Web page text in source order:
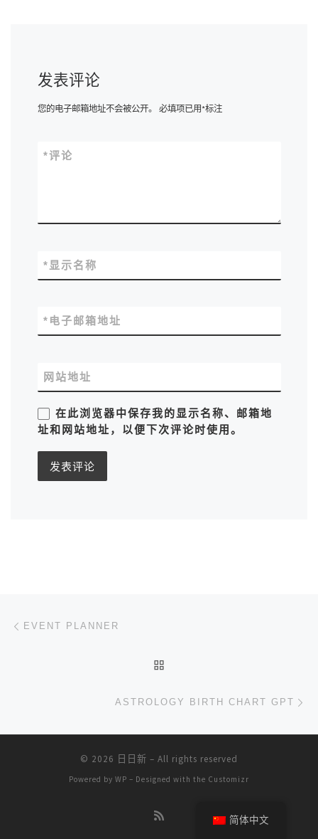
发表评论
您的电子邮箱地址不会被公开。 必填项已用*标注
评论
*
显示名称
*
电子邮箱地址
*
网站地址
在此浏览器中保存我的显示名称、邮箱地
址和网站地址，以便下次评论时使用。
文章导航
EVENT PLANNER
ASTROLOGY BIRTH CHART GPT
© 2026 日日新 – All rights reserved
Powered by WP – Designed with the Customizr
简体中文